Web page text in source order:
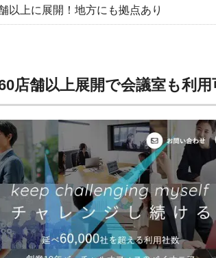
以上に展開！地方にも拠点あり
店舗以上展開で会議室も利用